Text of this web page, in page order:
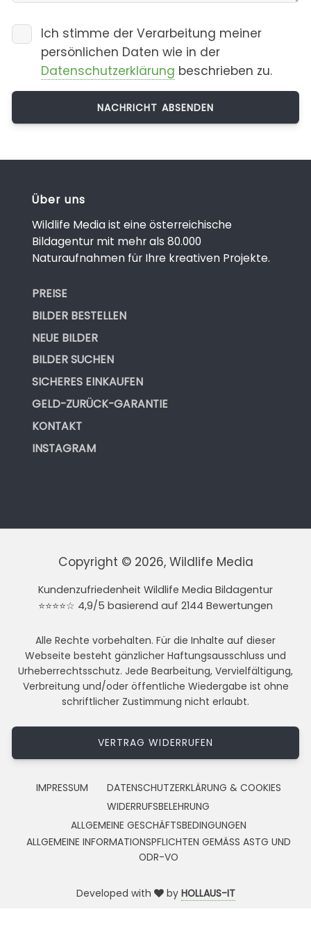
Ich stimme der Verarbeitung meiner
persönlichen Daten wie in der
Datenschutzerklärung beschrieben zu.
Über uns
Wildlife Media ist eine österreichische
Bildagentur mit mehr als 80.000
Naturaufnahmen für Ihre kreativen Projekte.
PREISE
BILDER BESTELLEN
NEUE BILDER
BILDER SUCHEN
SICHERES EINKAUFEN
GELD-ZURÜCK-GARANTIE
KONTAKT
INSTAGRAM
Copyright © 2026, Wildlife Media
Kundenzufriedenheit Wildlife Media Bildagentur
⭐⭐⭐⭐☆ 4,9/5 basierend auf 2144 Bewertungen
Alle Rechte vorbehalten. Für die Inhalte auf dieser
Webseite besteht gänzlicher Haftungsausschluss und
Urheberrechtsschutz. Jede Bearbeitung, Vervielfältigung,
Verbreitung und/oder öffentliche Wiedergabe ist ohne
schriftlicher Zustimmung nicht erlaubt.
VERTRAG WIDERRUFEN
IMPRESSUM
DATENSCHUTZERKLÄRUNG & COOKIES
WIDERRUFSBELEHRUNG
ALLGEMEINE GESCHÄFTSBEDINGUNGEN
ALLGEMEINE INFORMATIONSPFLICHTEN GEMÄSS ASTG UND
ODR-VO
Developed with by HOLLAUS-IT